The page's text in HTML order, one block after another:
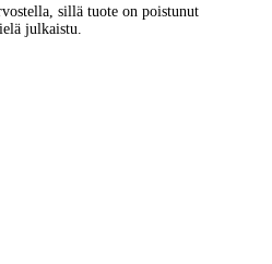
sillä tuote on poistunut
julkaistu.